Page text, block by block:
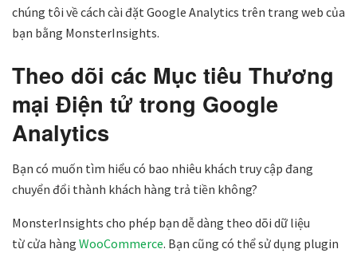
chúng tôi về cách cài đặt Google Analytics trên trang web của
bạn bằng MonsterInsights.
Theo dõi các Mục tiêu Thương
mại Điện tử trong Google
Analytics
Bạn có muốn tìm hiểu có bao nhiêu khách truy cập đang
chuyển đổi thành khách hàng trả tiền không?
MonsterInsights cho phép bạn dễ dàng theo dõi dữ liệu
từ cửa hàng WooCommerce. Bạn cũng có thể sử dụng plugin